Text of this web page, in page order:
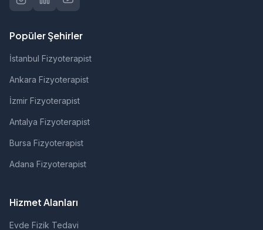
Popüler Şehirler
İstanbul Fizyoterapist
Ankara Fizyoterapist
İzmir Fizyoterapist
Antalya Fizyoterapist
Bursa Fizyoterapist
Adana Fizyoterapist
Hizmet Alanları
Evde Fizik Tedavi